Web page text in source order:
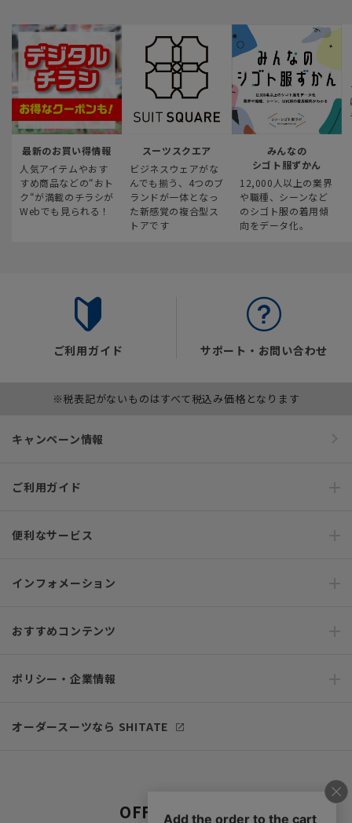
最新のお買い得情報
人気アイテムやおす
すめ商品などの“おト
ク“が満載のチラシが
Webでも見られる！
スーツスクエア
ビジネスウェアがな
んでも揃う、4つのブ
ランドが一体となっ
た新感覚の複合型ス
トアです
みんなの
シゴト服ずかん
12,000人以上の業界
や職種、シーンなど
のシゴト服の着用傾
向をデータ化。
ご利用ガイド サポート・お問い合わせ
※税表記がないものはすべて税込み価格となります
キャンペーン情報
ご利用ガイド
便利なサービス
インフォメーション
おすすめコンテンツ
ポリシー・企業情報
オーダースーツなら SHITATE
OFFICIAL SNS